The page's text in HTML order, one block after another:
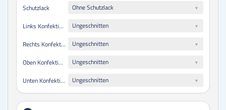
Schutzlack
Ohne Schutzlack
Links Konfektionierung
Ungeschnitten
Rechts Konfektionierung
Ungeschnitten
Oben Konfektionierung
Ungeschnitten
Unten Konfektionierung
Ungeschnitten